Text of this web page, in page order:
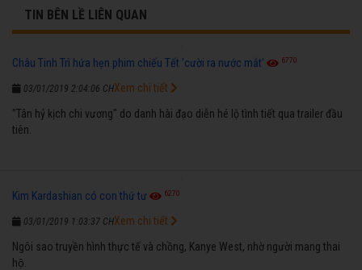
TIN BÊN LỀ LIÊN QUAN
Châu Tinh Trì hứa hẹn phim chiếu Tết 'cười ra nước mắt' 6770
03/01/2019 2:04:06 CH
"Tân hỷ kịch chi vương" do danh hài đạo diễn hé lộ tình tiết qua trailer đầu
tiên.
Xem chi tiết
Kim Kardashian có con thứ tư 6270
03/01/2019 1:03:37 CH
Ngôi sao truyền hình thực tế và chồng, Kanye West, nhờ người mang thai
hộ.
Xem chi tiết